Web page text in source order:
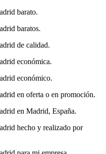
barato.
baratos.
de calidad.
económica.
económico.
en oferta o en promoción.
en Madrid, España.
hecho y realizado por